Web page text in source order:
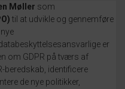
Møller som
til at udvikle og gennemføre
er
om GDPR på tværs af
beredskab, identificere
de nye politikker,